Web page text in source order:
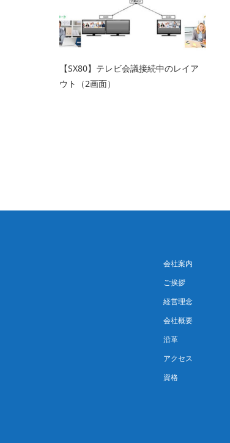
【SX80】テレビ会議接続中のレイア
ウト（2画面）
会社案内
ご挨拶
経営理念
会社概要
沿革
アクセス
資格